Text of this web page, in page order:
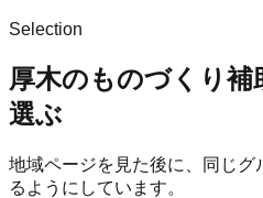
Selection
厚木のものづくり補
選ぶ
地域ページを見た後に、同じグ
るようにしています。